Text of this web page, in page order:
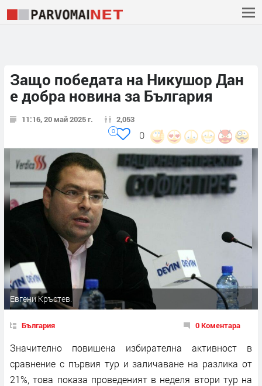
Защо победата на Никушор Дан
е добра новина за България
11:16, 20 май 2025 г. 2,053
0
0
Евгени Кръстев.
България 0 Коментара
Значително повишена избирателна активност в
сравнение с първия тур и заличаване на разлика от
21%, това показа проведеният в неделя втори тур на